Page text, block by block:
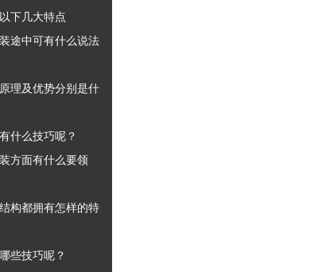
下几大特点
途中可有什么说法
理及优势分别是什
什么技巧呢？
方面有什么要领
构都拥有怎样的特
些技巧呢？